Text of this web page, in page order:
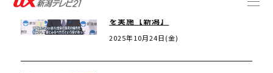
にネット調査で8344人から補足調査
を実施【新潟】
2025年10月24日(金)